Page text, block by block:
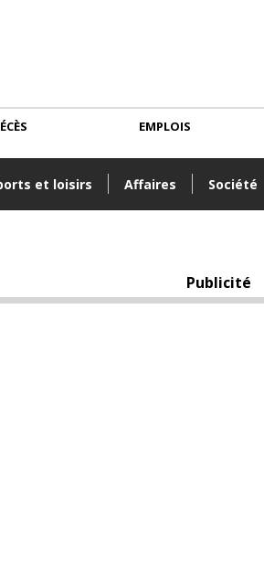
et loisirs Affaires Société
EMPLOIS
Publicité